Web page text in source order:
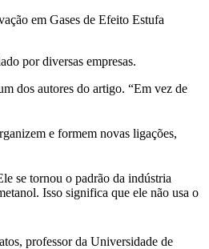
em Gases de Efeito Estufa
por diversas empresas.
dos autores do artigo. “Em vez de
e formem novas ligações,
se tornou o padrão da indústria
Isso significa que ele não usa o
professor da Universidade de